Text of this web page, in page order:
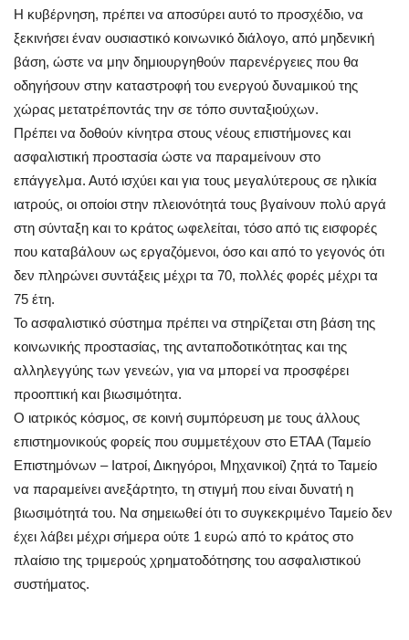
Η κυβέρνηση, πρέπει να αποσύρει αυτό το προσχέδιο, να
ξεκινήσει έναν ουσιαστικό κοινωνικό διάλογο, από μηδενική
βάση, ώστε να μην δημιουργηθούν παρενέργειες που θα
οδηγήσουν στην καταστροφή του ενεργού δυναμικού της
χώρας μετατρέποντάς την σε τόπο συνταξιούχων.
Πρέπει να δοθούν κίνητρα στους νέους επιστήμονες και
ασφαλιστική προστασία ώστε να παραμείνουν στο
επάγγελμα. Αυτό ισχύει και για τους μεγαλύτερους σε ηλικία
ιατρούς, οι οποίοι στην πλειονότητά τους βγαίνουν πολύ αργά
στη σύνταξη και το κράτος ωφελείται, τόσο από τις εισφορές
που καταβάλουν ως εργαζόμενοι, όσο και από το γεγονός ότι
δεν πληρώνει συντάξεις μέχρι τα 70, πολλές φορές μέχρι τα
75 έτη.
Το ασφαλιστικό σύστημα πρέπει να στηρίζεται στη βάση της
κοινωνικής προστασίας, της ανταποδοτικότητας και της
αλληλεγγύης των γενεών, για να μπορεί να προσφέρει
προοπτική και βιωσιμότητα.
Ο ιατρικός κόσμος, σε κοινή συμπόρευση με τους άλλους
επιστημονικούς φορείς που συμμετέχουν στο ΕΤΑΑ (Ταμείο
Επιστημόνων – Ιατροί, Δικηγόροι, Μηχανικοί) ζητά το Ταμείο
να παραμείνει ανεξάρτητο, τη στιγμή που είναι δυνατή η
βιωσιμότητά του. Να σημειωθεί ότι το συγκεκριμένο Ταμείο δεν
έχει λάβει μέχρι σήμερα ούτε 1 ευρώ από το κράτος στο
πλαίσιο της τριμερούς χρηματοδότησης του ασφαλιστικού
συστήματος.